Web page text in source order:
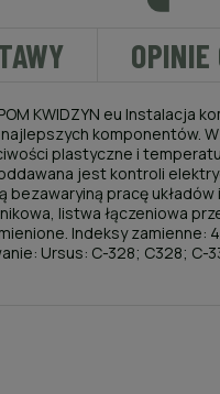
OPINIE
KWIDZYN eu Instalacja
komponentów.
plastyczne i
jest kontroli
pracę
listwa łączeniowa
Indeksy
Ursus: C-328; C328; C-